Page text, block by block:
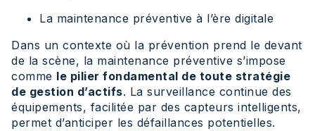
La maintenance préventive à l’ère digitale
Dans un contexte où la prévention prend le devant
de la scène, la maintenance préventive s’impose
comme le pilier fondamental de toute stratégie
de gestion d’actifs. La surveillance continue des
équipements, facilitée par des capteurs intelligents,
permet d’anticiper les défaillances potentielles.